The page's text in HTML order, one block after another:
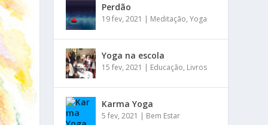
Perdão
19 fev, 2021 | Meditação,Yoga
Yoga na escola
15 fev, 2021 | Educação, Livros
Karma Yoga
5 fev, 2021 | Bem Estar